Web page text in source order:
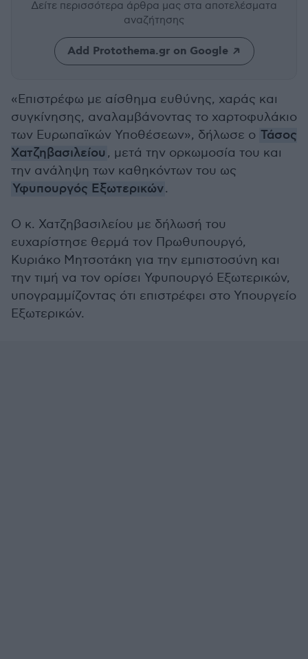
Δείτε περισσότερα άρθρα μας στα αποτελέσματα
αναζήτησης
Add Protothema.gr on Google
«Επιστρέφω με αίσθημα ευθύνης, χαράς και
συγκίνησης, αναλαμβάνοντας το χαρτοφυλάκιο
των Ευρωπαϊκών Υποθέσεων», δήλωσε ο Τάσος
Χατζηβασιλείου , μετά την ορκωμοσία του και
την ανάληψη των καθηκόντων του ως
Υφυπουργός Εξωτερικών.
Ο κ. Χατζηβασιλείου με δήλωσή του
ευχαρίστησε θερμά τον Πρωθυπουργό,
Κυριάκο Μητσοτάκη για την εμπιστοσύνη και
την τιμή να τον ορίσει Υφυπουργό Εξωτερικών,
υπογραμμίζοντας ότι επιστρέφει στο Υπουργείο
Εξωτερικών.